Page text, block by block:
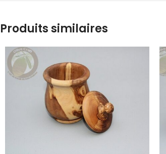
Produits similaires